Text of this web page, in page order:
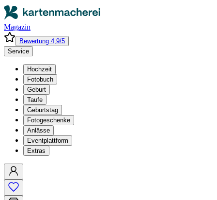
Magazin
Bewertung 4,9/5
Service
Hochzeit
Fotobuch
Geburt
Taufe
Geburtstag
Fotogeschenke
Anlässe
Eventplattform
Extras